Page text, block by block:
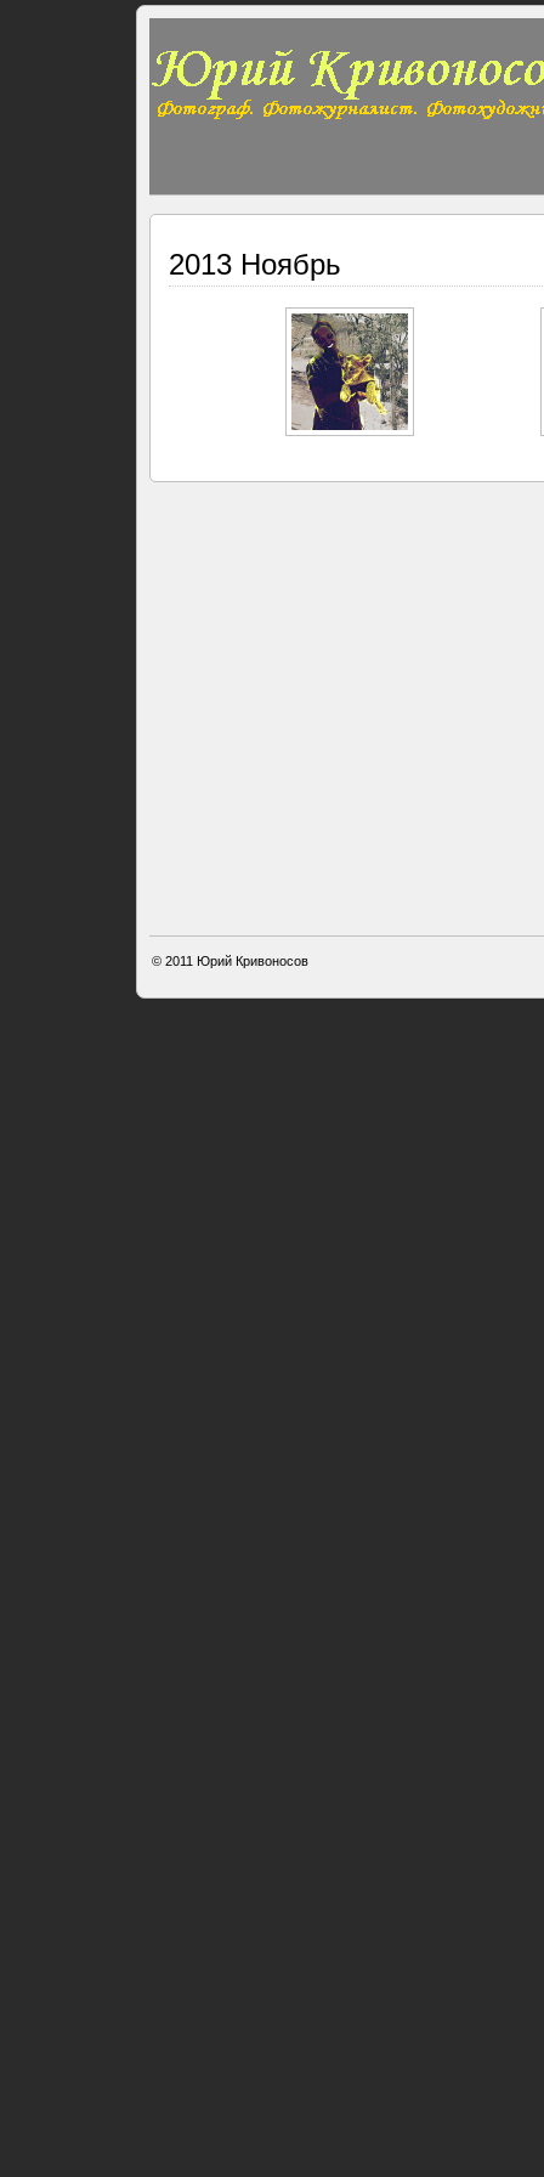
2013 Ноябрь
© 2011 Юрий Кривоносов